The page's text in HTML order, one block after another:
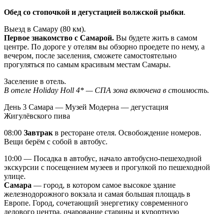
Обед со стопочкой и дегустацией волжской рыбки.
Выезд в Самару (80 км).
Первое знакомство с Самарой. Вы будете жить в самом
центре. По дороге у отелям вы обзорно проедете по нему, а
вечером, после заселения, сможете самостоятельно
прогуляться по самым красивым местам Самары.
Заселение в отель.
В отеле Holiday Holl 4* — СПА зона включена в стоимость.
День 3 Самара — Музей Модерна — дегустация
Жигулёвского пива
08:00 Завтрак в ресторане отеля. Освобождение номеров.
Вещи берём с собой в автобус.
10:00 — Посадка в автобус, начало автобусно-пешеходной
экскурсии с посещением музеев и прогулкой по пешеходной
улице.
Самара — город, в котором самое высокое здание
железнодорожного вокзала и самая большая площадь в
Европе. Город, сочетающий энергетику современного
делового центра, очарование старины и курортную